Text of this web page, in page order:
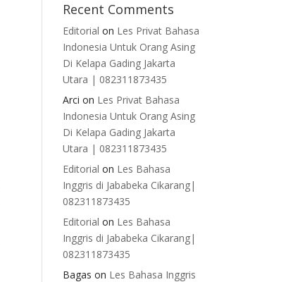
Recent Comments
Editorial on Les Privat Bahasa
Indonesia Untuk Orang Asing
Di Kelapa Gading Jakarta
Utara | 082311873435
Arci on Les Privat Bahasa
Indonesia Untuk Orang Asing
Di Kelapa Gading Jakarta
Utara | 082311873435
Editorial on Les Bahasa
Inggris di Jababeka Cikarang|
082311873435
Editorial on Les Bahasa
Inggris di Jababeka Cikarang|
082311873435
Bagas on Les Bahasa Inggris